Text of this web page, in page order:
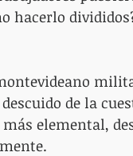
hacerlo
de la
elemental,